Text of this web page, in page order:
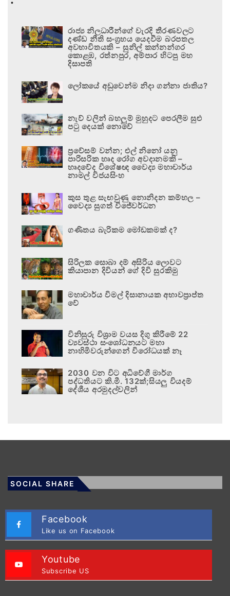
රාජ්‍ය නිලධාරීන්ගේ වැරදි තීරණවලට
දණ්ඩ නීති සංග්‍රහය යෙදවීම බරපතල
අවභාවිතයකි – සුනිල් කන්නන්ගර
කොළඹ, රත්නපුර, අම්පාර හිටපු මහ
දිසාපති
ලෝකයේ අඩුවෙන්ම නිදා ගන්නා ජාතිය?
නැව් වලින් බහලුම් මුහුදට පෙරලීම සුළු
පටු දෙයක් නොවේ
ප්‍රවේසම් වන්න; එල් නිනෝ යනු
පාරිසරික හෘද රෝග අවදානමකි –
හෘදවේද විශේෂඥ වෛද්‍ය මහාචාර්ය
නාමල් විජයසිංහ
කුස තුළ සැඟවුණු නොනිදන කම්හල –
වෛද්‍ය සුගත් විජේවර්ධන
ගණිතය බැරිකම මෝඩකමක් ද?
සිරිලක සොබා දම් අසිරිය ලොවට
කියාපාන දිවියන් ගේ දිවි සුරකිමු
මහාචාර්ය විමල් දිසානායක අභාවප්‍රාප්ත
වේ
විනිසුරු විශ්‍රාම වයස දිගු කිරීමේ 22
ව්‍යවස්ථා සංශෝධනයට මහා
නාහිමිවරුන්ගෙන් විරෝධයක් නෑ
2030 වන විට අධිවේගී මාර්ග
පද්ධතියට කි.මී. 132ක්;සියලු වියදම්
දේශීය අරමුදල්වලින්
SOCIAL SHARE
Facebook
Like us on Facebook
Youtube
Subscribe US